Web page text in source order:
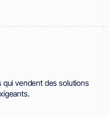
qui vendent des solutions